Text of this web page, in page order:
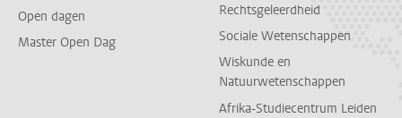
Open dagen
Master Open Dag
Rechtsgeleerdheid
Sociale Wetenschappen
Wiskunde en
Natuurwetenschappen
Afrika-Studiecentrum Leiden